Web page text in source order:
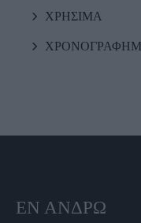
ΧΡΗΣΙΜΑ
ΕΝ ΆΝΔΡΩ